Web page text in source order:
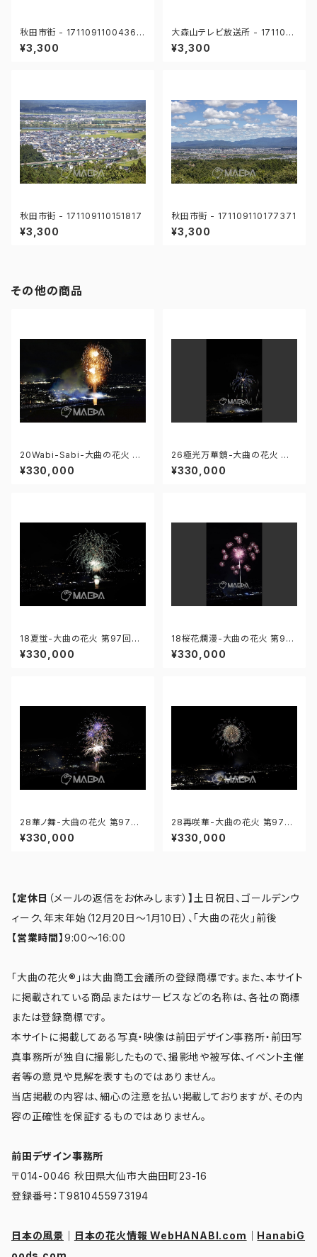
秋田市街 - 17110911004360
1
¥3,300
大森山テレビ放送所 - 1711091
10040947
¥3,300
秋田市街 - 171109110151817
¥3,300
秋田市街 - 171109110177371
¥3,300
その他の商品
20Wabi-Sabi-大曲の花火 第
97回全国花火競技大会 - 176
671211959173
¥330,000
26極光万華鏡-大曲の花火 第9
7回全国花火競技大会 - 1766
71212382521
¥330,000
18夏蛍-大曲の花火 第97回全
国花火競技大会 - 176671211
774619
¥330,000
18桜花爛漫-大曲の花火 第97
回全国花火競技大会 - 176671
211725119
¥330,000
28華ノ舞-大曲の花火 第97回
全国花火競技大会 - 1766757
58036026
¥330,000
28再咲華-大曲の花火 第97回
全国花火競技大会 - 1766757
34358260
¥330,000
【定休日 （メールの返信をお休みします）】 土日祝日、ゴールデンウ
ィーク、年末年始（12月20日～1月10日）、「大曲の花火」前後
【営業時間】 9:00～16:00
「大曲の花火®」は大曲商工会議所の登録商標です。また、本サイト
に掲載されている商品またはサービスなどの名称は、各社の商標
または登録商標です。
本サイトに掲載してある写真・映像は前田デザイン事務所・前田写
真事務所が独自に撮影したもので、撮影地や被写体、イベント主催
者等の意見や見解を表すものではありません。
当店掲載の内容は、細心の注意を払い掲載しておりますが、その内
容の正確性を保証するものではありません。
前田デザイン事務所
〒014-0046 秋田県大仙市大曲田町23-16
登録番号：T9810455973194
日本の風景 日本の花火情報 WebHANABI.com
HanabiG